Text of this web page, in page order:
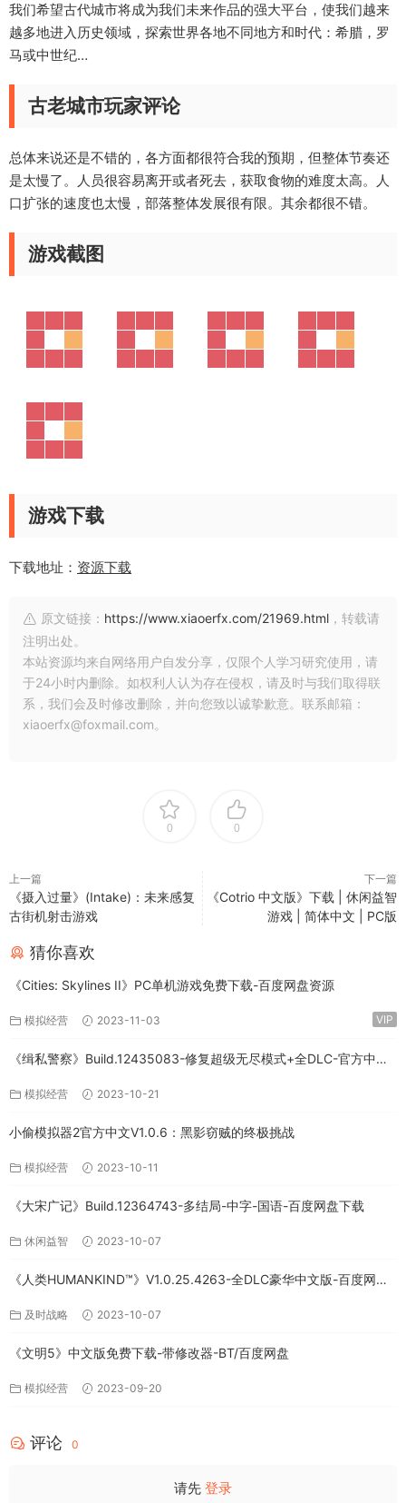
我们希望古代城市将成为我们未来作品的强大平台，使我们越来
越多地进入历史领域，探索世界各地不同地方和时代：希腊，罗
马或中世纪…
古老城市玩家评论
总体来说还是不错的，各方面都很符合我的预期，但整体节奏还
是太慢了。人员很容易离开或者死去，获取食物的难度太高。人
口扩张的速度也太慢，部落整体发展很有限。其余都很不错。
游戏截图
游戏下载
下载地址： 资源下载
原文链接： https://www.xiaoerfx.com/21969.html ，转载请
注明出处。
本站资源均来自网络用户自发分享，仅限个人学习研究使用，请
于24小时内删除。如权利人认为存在侵权，请及时与我们取得联
系，我们会及时修改删除，并向您致以诚挚歉意。联系邮箱：
xiaoerfx@foxmail.com。
0 0
上一篇
《摄入过量》(Intake)：未来感复
古街机射击游戏
下一篇
《Cotrio 中文版》下载 | 休闲益智
游戏 | 简体中文 | PC版
猜你喜欢
《Cities: Skylines II》PC单机游戏免费下载-百度网盘资源
模拟经营 2023-11-03 VIP
《缉私警察》Build.12435083-修复超级无尽模式+全DLC-官方中文-
模拟经营 2023-10-21
小偷模拟器2官方中文V1.0.6：黑影窃贼的终极挑战
模拟经营 2023-10-11
《大宋广记》Build.12364743-多结局-中字-国语-百度网盘下载
休闲益智 2023-10-07
《人类HUMANKIND™》V1.0.25.4263-全DLC豪华中文版-百度网盘
及时战略 2023-10-07
《文明5》中文版免费下载-带修改器-BT/百度网盘
模拟经营 2023-09-20
评论 0
请先 登录